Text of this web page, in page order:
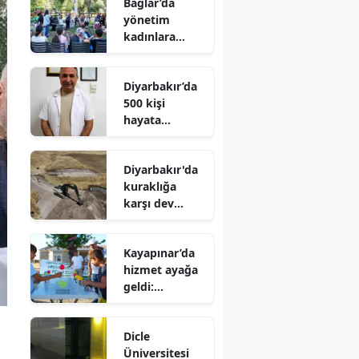
yönetim
kadınlara
Merkezi’nin
rotasını onlar
çizecek
Diyarbakır’da
500 kişi
hayata
bekliyor: Bir
imza binlerce
umut olabilir
Diyarbakır'da
kuraklığa
karşı dev
buluyor
Kayapınar’da
hizmet ayağa
geldi:
yüzler güldü
Dicle
Üniversitesi